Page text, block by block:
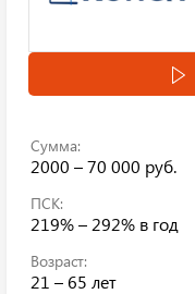
Сумма:
2000 – 70 000 руб.
ПСК:
219% – 292% в год
Возраст:
21 – 65 лет